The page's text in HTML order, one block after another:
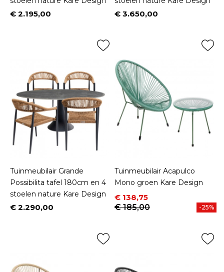
Prijs
€ 2.195,00 Prijs
€ 3.650,00
Tuinmeubilair Grande
Possibilita tafel 180cm en 4
stoelen nature Kare Design
Prijs
€ 2.290,00
Tuinmeubilair Acapulco
Mono groen Kare Design
Prijs
€ 138,75
Normale prijs
€ 185,00
-25%